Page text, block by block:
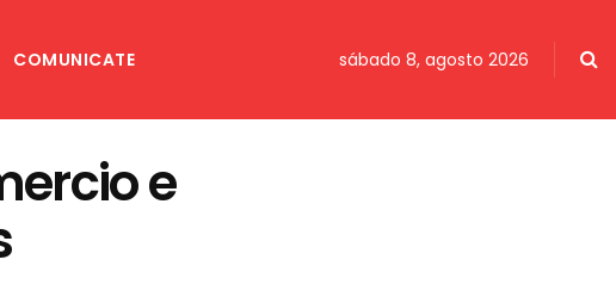
COMUNICATE sábado 8, agosto 2026
e